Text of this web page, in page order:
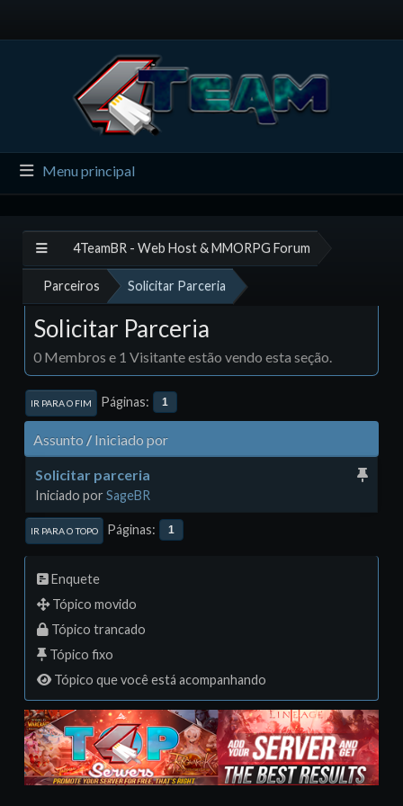
Menu principal
4TeamBR - Web Host & MMORPG Forum
Parceiros Solicitar Parceria
Solicitar Parceria
0 Membros e 1 Visitante estão vendo esta seção.
IR PARA O FIM Páginas 1
Assunto / Iniciado por
Solicitar parceria
Iniciado por SageBR
IR PARA O TOPO Páginas 1
Enquete
Tópico movido
Tópico trancado
Tópico fixo
Tópico que você está acompanhando